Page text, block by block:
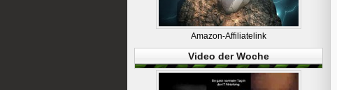
Amazon-Affiliatelink
Video der Woche